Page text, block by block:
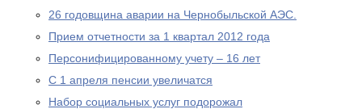
26 годовщина аварии на Чернобыльской АЭС.
Прием отчетности за 1 квартал 2012 года
Персонифицированному учету – 16 лет
С 1 апреля пенсии увеличатся
Набор социальных услуг подорожал